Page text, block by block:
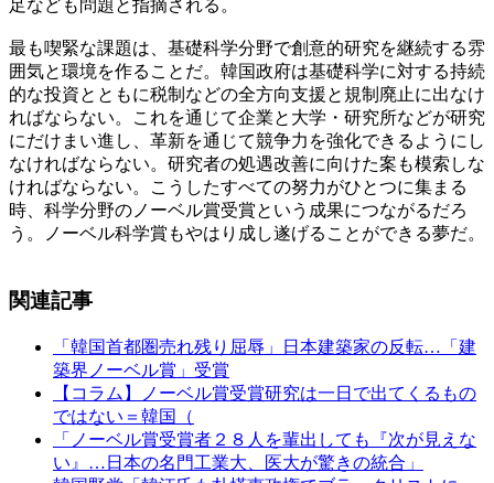
足なども問題と指摘される。
最も喫緊な課題は、基礎科学分野で創意的研究を継続する雰
囲気と環境を作ることだ。韓国政府は基礎科学に対する持続
的な投資とともに税制などの全方向支援と規制廃止に出なけ
ればならない。これを通じて企業と大学・研究所などが研究
にだけまい進し、革新を通じて競争力を強化できるようにし
なければならない。研究者の処遇改善に向けた案も模索しな
ければならない。こうしたすべての努力がひとつに集まる
時、科学分野のノーベル賞受賞という成果につながるだろ
う。ノーベル科学賞もやはり成し遂げることができる夢だ。
関連記事
「韓国首都圏売れ残り屈辱」日本建築家の反転…「建
築界ノーベル賞」受賞
【コラム】ノーベル賞受賞研究は一日で出てくるもの
ではない＝韓国（
「ノーベル賞受賞者２８人を輩出しても『次が見えな
い』…日本の名門工業大、医大が驚きの統合」